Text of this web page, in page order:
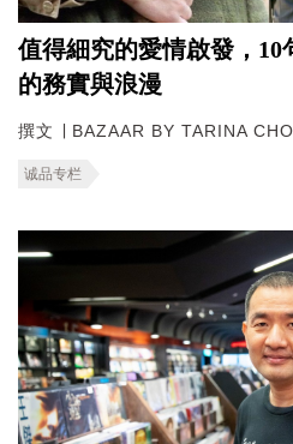
值得細究的愛情啟發，10
的務實與浪漫
撰文 ∣ BAZAAR BY TARINA
诚品专栏